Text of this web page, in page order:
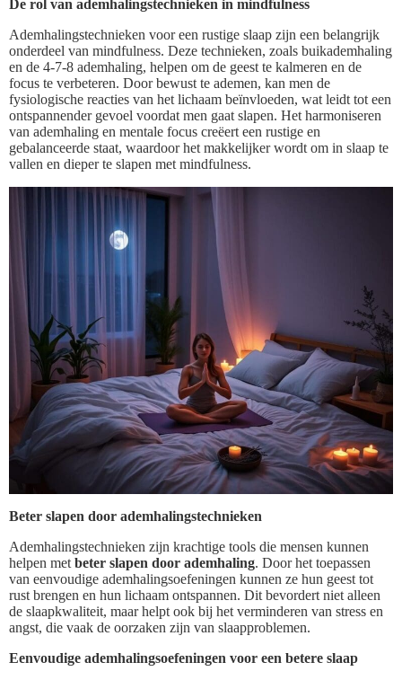
De rol van ademhalingstechnieken in mindfulness
Ademhalingstechnieken voor een rustige slaap zijn een belangrijk
onderdeel van mindfulness. Deze technieken, zoals buikademhaling
en de 4-7-8 ademhaling, helpen om de geest te kalmeren en de
focus te verbeteren. Door bewust te ademen, kan men de
fysiologische reacties van het lichaam beïnvloeden, wat leidt tot een
ontspannender gevoel voordat men gaat slapen. Het harmoniseren
van ademhaling en mentale focus creëert een rustige en
gebalanceerde staat, waardoor het makkelijker wordt om in slaap te
vallen en dieper te slapen met mindfulness.
Beter slapen door ademhalingstechnieken
Ademhalingstechnieken zijn krachtige tools die mensen kunnen
helpen met beter slapen door ademhaling. Door het toepassen
van eenvoudige ademhalingsoefeningen kunnen ze hun geest tot
rust brengen en hun lichaam ontspannen. Dit bevordert niet alleen
de slaapkwaliteit, maar helpt ook bij het verminderen van stress en
angst, die vaak de oorzaken zijn van slaapproblemen.
Eenvoudige ademhalingsoefeningen voor een betere slaap